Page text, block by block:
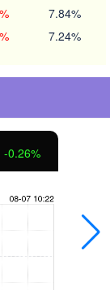
7.84%
7.24%
-0.26%